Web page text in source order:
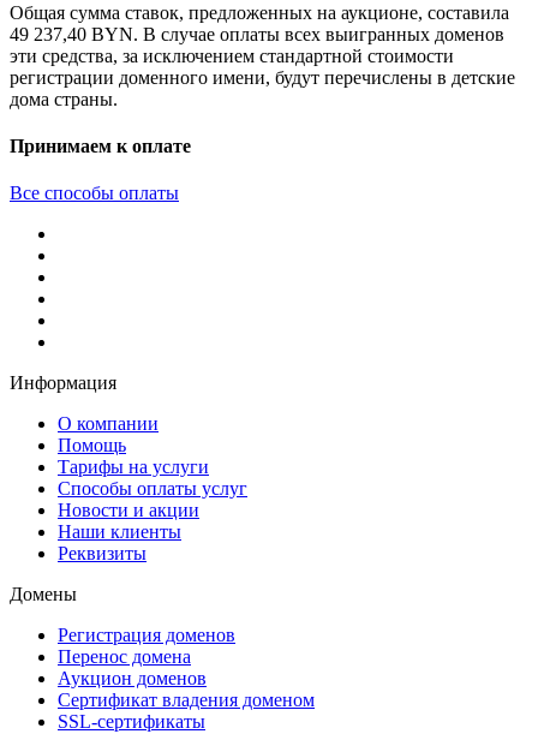
Общая сумма ставок, предложенных на аукционе, составила
49 237,40 BYN. В случае оплаты всех выигранных доменов
эти средства, за исключением стандартной стоимости
регистрации доменного имени, будут перечислены в детские
дома страны.
Принимаем к оплате
Все способы оплаты
Информация
О компании
Помощь
Тарифы на услуги
Способы оплаты услуг
Новости и акции
Наши клиенты
Реквизиты
Домены
Регистрация доменов
Перенос домена
Аукцион доменов
Сертификат владения доменом
SSL-сертификаты